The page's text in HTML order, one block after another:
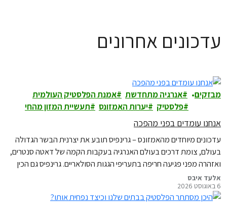
עדכונים אחרונים
מבזקים אנרגיה מתחדשת
אמנת הפלסטיק העולמית
פלסטיק
יערות האמזונס תעשיית המזון מהחי
אנחנו עומדים בפני מהפכה
עדכונים מיוחדים מהאמזונס – גרינפיס תובע את יצרנית הבשר הגדולה
בעולם, צומת דרכים בעולם האנרגיה בעקבות הקמה של דאטה סנטרים,
ואזהרה מפני פגיעה חריפה בתעריפי הגגות הסולאריים. גרינפיס גם הכין
לכם מדריך קהילתי לצמצום צריכת הפלסטיק ואפשר להוריד אותו כאן
באופן בלעדי.
אלעד איבס
6 באוגוסט 2026